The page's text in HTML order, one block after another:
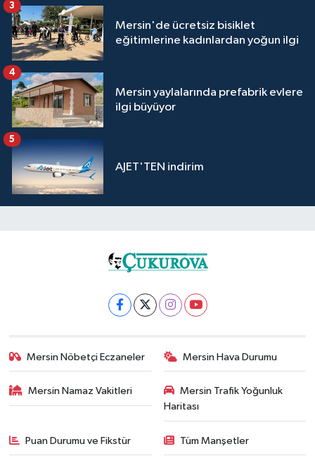
Mersin'de ücretsiz bisiklet
eğitimlerine kadınlardan yoğun ilgi
3
Mersin yaylalarında prefabrik evlere
ilgi büyüyor
4
AJET'TEN indirim
5
Mersin Nöbetçi Eczaneler Mersin Hava Durumu
Mersin Namaz Vakitleri
Mersin Trafik Yoğunluk
Haritası
Puan Durumu ve Fikstür Tüm Manşetler